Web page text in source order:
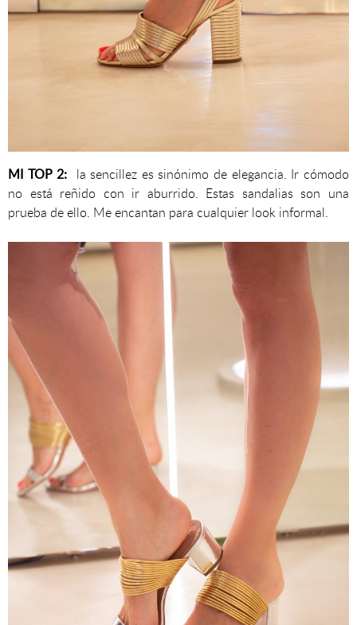
MI TOP 2:
la sencillez es sinónimo de elegancia. Ir cómodo
no está reñido con ir aburrido. Estas sandalias son una
prueba de ello. Me encantan para cualquier look informal.